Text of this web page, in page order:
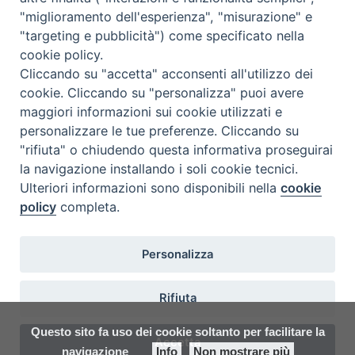
Questo sito fa uso dei cookie soltanto per facilitare la
navigazione
Info Non mostrare più
Seminario Vescovile di Treviso
p.tta Benedetto XI, 2
31100 Treviso
Tel. 0422 324835
segreteria@itigt.it
Orario di segreteria
lunedì 17.30-19.30
martedì 17.30-19.30
mercoledì 17.30-19.30
giovedì 17.30-19.30
"miglioramento dell'esperienza", "misurazione" e
"targeting e pubblicità") come specificato nella
cookie policy.
Cliccando su "accetta" acconsenti all'utilizzo dei
cookie. Cliccando su "personalizza" puoi avere
maggiori informazioni sui cookie utilizzati e
personalizzare le tue preferenze. Cliccando su
"rifiuta" o chiudendo questa informativa proseguirai
la navigazione installando i soli cookie tecnici.
Ulteriori informazioni sono disponibili nellacookie
policy completa.
Personalizza
Rifiuta
Accetta